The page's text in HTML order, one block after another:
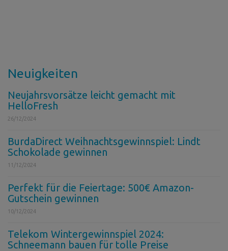
Neuigkeiten
Neujahrsvorsätze leicht gemacht mit
HelloFresh
26/12/2024
BurdaDirect Weihnachtsgewinnspiel: Lindt
Schokolade gewinnen
11/12/2024
Perfekt für die Feiertage: 500€ Amazon-
Gutschein gewinnen
10/12/2024
Telekom Wintergewinnspiel 2024:
Schneemann bauen für tolle Preise